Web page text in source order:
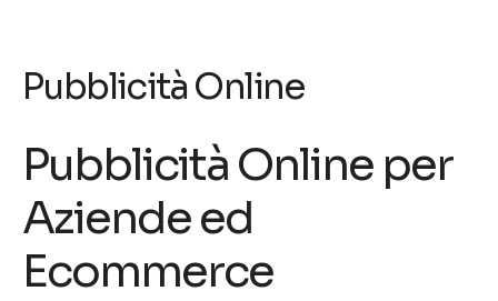
Pubblicità Online
Pubblicità Online per
Aziende ed
Ecommerce